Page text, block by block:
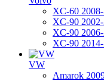
XC-60
XC-90
XC-90
XC-90
VW
Amarok